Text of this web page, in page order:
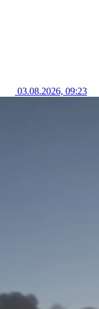
03.08.2026, 09:23